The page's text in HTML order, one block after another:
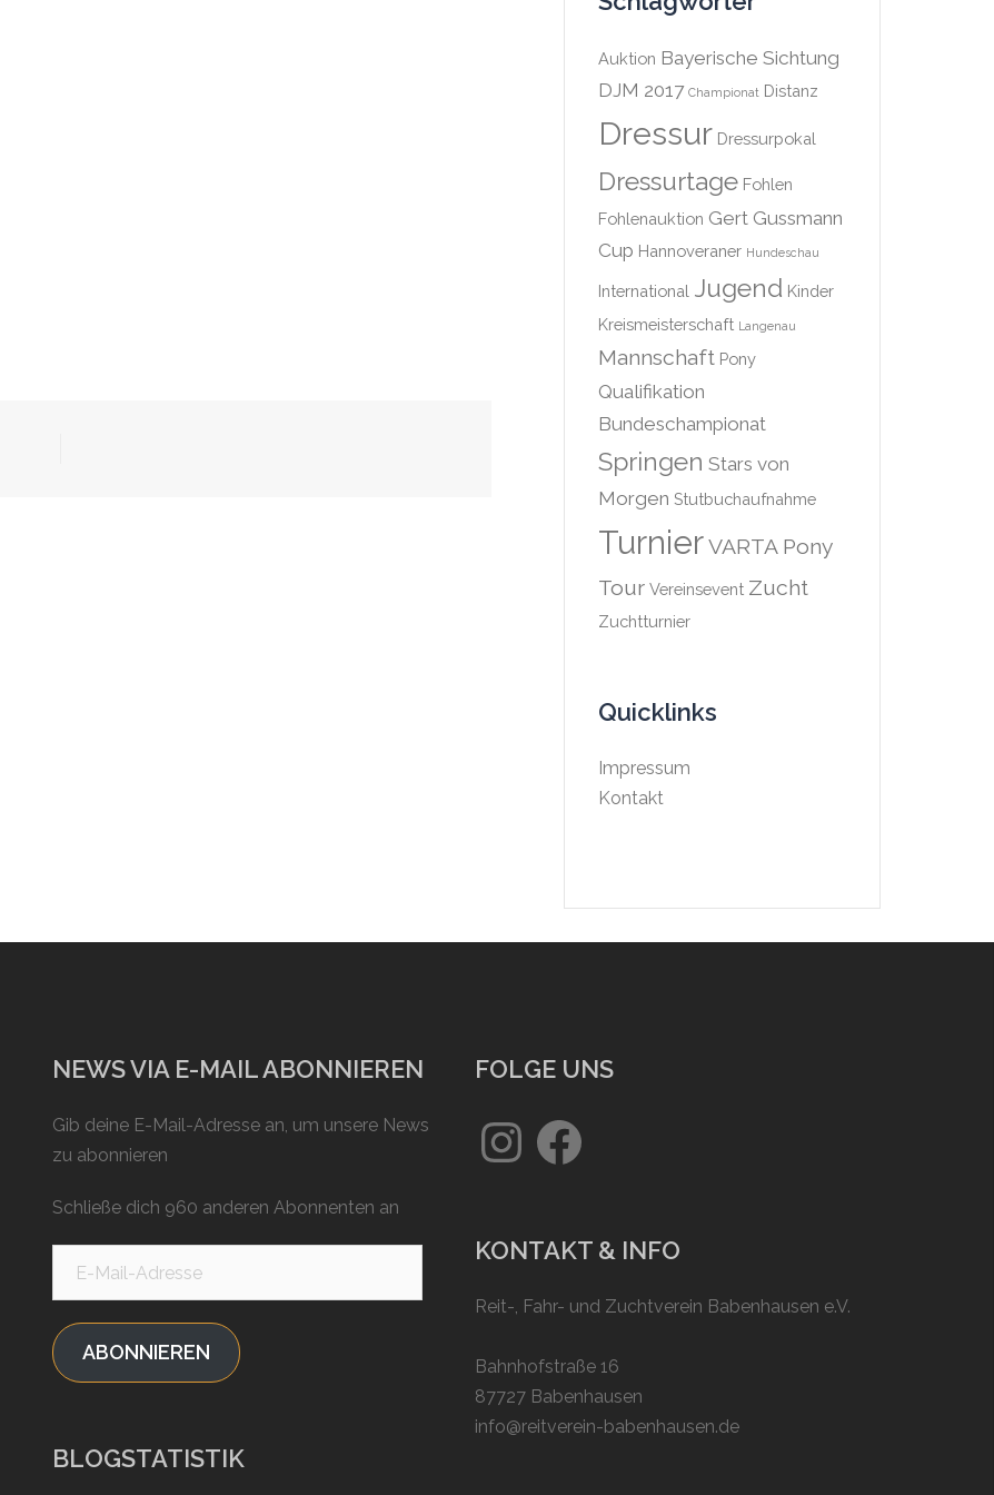
Auktion Bayerische Sichtung
DJM 2017 Championat Distanz
Dressur Dressurpokal
Dressurtage Fohlen
Fohlenauktion Gert Gussmann
Cup Hannoveraner Hundeschau
International Jugend Kinder
Kreismeisterschaft Langenau
Mannschaft Pony
Qualifikation
Bundeschampionat
Springen Stars von
Morgen Stutbuchaufnahme
TurnierVARTA Pony
Tour Vereinsevent Zucht
Zuchtturnier
Quicklinks
Impressum
Kontakt
NEWS VIA E-MAIL ABONNIEREN
Gib deine E-Mail-Adresse an, um unsere News
zu abonnieren
Schließe dich 960 anderen Abonnenten an
Adresse
ABONNIEREN
BLOGSTATISTIK
FOLGE UNS
InstagramFacebook
KONTAKT & INFO
Reit-, Fahr- und Zuchtverein Babenhausen e.V.
Bahnhofstraße 16
87727 Babenhausen
info@reitverein-babenhausen.de